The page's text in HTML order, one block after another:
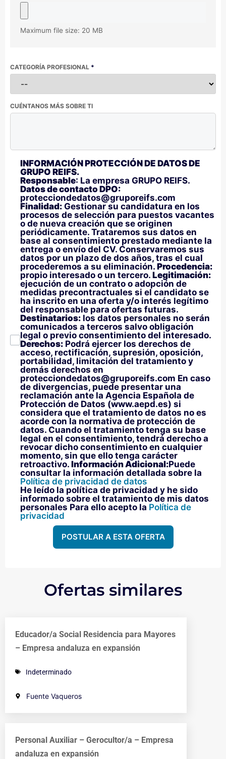
Maximum file size: 20 MB
CATEGORÍA PROFESIONAL *
CUÉNTANOS MÁS SOBRE TI
INFORMACIÓN PROTECCIÓN DE DATOS DE
GRUPO REIFS.
Responsable: La empresa GRUPO REIFS.
Datos de contacto DPO:
protecciondedatos@gruporeifs.com
Finalidad: Gestionar su candidatura en los
procesos de selección para puestos vacantes
o de nueva creación que se originen
periódicamente. Trataremos sus datos en
base al consentimiento prestado mediante la
entrega o envío del CV. Conservaremos sus
datos por un plazo de dos años, tras el cual
procederemos a su eliminación.Procedencia:
propio interesado o un tercero.Legitimación:
ejecución de un contrato o adopción de
medidas precontractuales si el candidato se
ha inscrito en una oferta y/o interés legítimo
del responsable para ofertas futuras.
Destinatarios: los datos personales no serán
comunicados a terceros salvo obligación
legal o previo consentimiento del interesado.
Derechos: Podrá ejercer los derechos de
acceso, rectificación, supresión, oposición,
portabilidad, limitación del tratamiento y
demás derechos en
protecciondedatos@gruporeifs.com En caso
de divergencias, puede presentar una
reclamación ante la Agencia Española de
Protección de Datos (www.aepd.es) si
considera que el tratamiento de datos no es
acorde con la normativa de protección de
datos. Cuando el tratamiento tenga su base
legal en el consentimiento, tendrá derecho a
revocar dicho consentimiento en cualquier
momento, sin que ello tenga carácter
retroactivo.Información Adicional:Puede
consultar la información detallada sobre la
Política de privacidad de datos
He leído la política de privacidad y he sido
informado sobre el tratamiento de mis datos
personales Para ello acepto la Política de
privacidad
POSTULAR A ESTA OFERTA
Ofertas similares
Educador/a Social Residencia para Mayores
– Empresa andaluza en expansión
Indeterminado
Fuente Vaqueros
Personal Auxiliar – Gerocultor/a – Empresa
andaluza en expansión